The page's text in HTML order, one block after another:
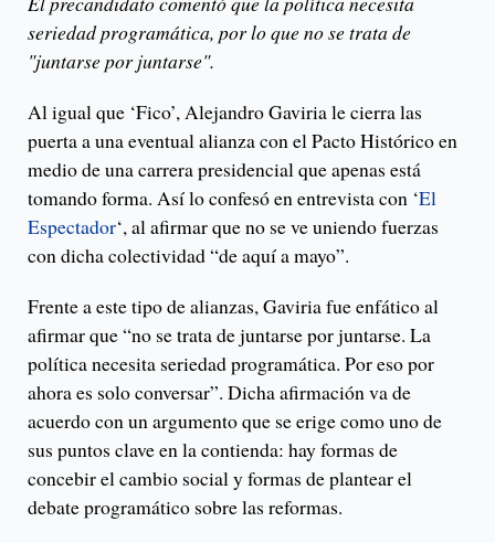
seriedad programática, por lo que no se trata de
"juntarse por juntarse".
Al igual que ‘Fico’, Alejandro Gaviria le cierra las
puerta a una eventual alianza con el Pacto Histórico en
medio de una carrera presidencial que apenas está
tomando forma. Así lo confesó en entrevista con ‘El
Espectador‘, al afirmar que no se ve uniendo fuerzas
con dicha colectividad “de aquí a mayo”.
Frente a este tipo de alianzas, Gaviria fue enfático al
afirmar que “no se trata de juntarse por juntarse. La
política necesita seriedad programática. Por eso por
ahora es solo conversar”. Dicha afirmación va de
acuerdo con un argumento que se erige como uno de
sus puntos clave en la contienda: hay formas de
concebir el cambio social y formas de plantear el
debate programático sobre las reformas.